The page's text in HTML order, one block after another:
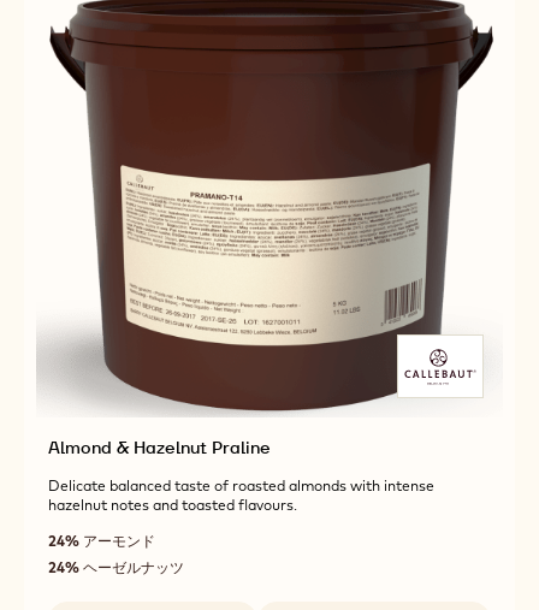
Almond & Hazelnut Praline
Delicate balanced taste of roasted almonds with intense
hazelnut notes and toasted flavours.
24% アーモンド
24% ヘーゼルナッツ